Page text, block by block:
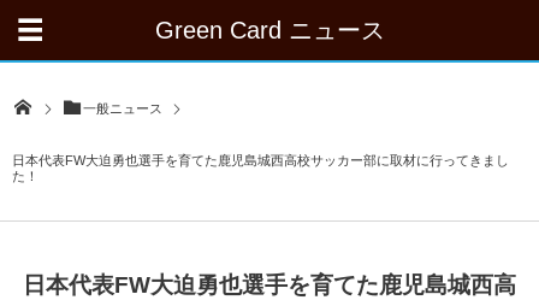
Green Card ニュース
一般ニュース
日本代表FW大迫勇也選手を育てた鹿児島城西高校サッカー部に取材に行ってきまし
た！
日本代表FW大迫勇也選手を育てた鹿児島城西高